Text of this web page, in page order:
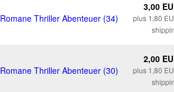
Romane Thriller Abenteuer (34)
3,00
plus 1,80
Romane Thriller Abenteuer (30)
2,00
plus 1,80